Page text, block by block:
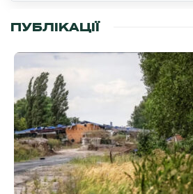
ПУБЛІКАЦІЇ